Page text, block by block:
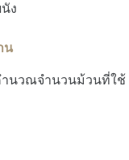
ง
น
ำนวณจำนวนม้วนที่ใช้